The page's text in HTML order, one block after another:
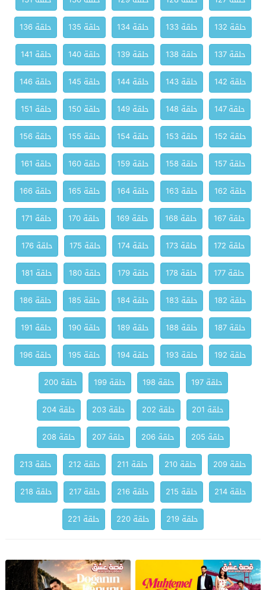
حلقة 132
حلقة 133 حلقة 134 حلقة 135
حلقة 136
حلقة 137
حلقة 138 حلقة 139 حلقة 140
حلقة 141
حلقة 142
حلقة 143 حلقة 144 حلقة 145
حلقة 146
حلقة 147
حلقة 148 حلقة 149 حلقة 150
حلقة 151
حلقة 152
حلقة 153 حلقة 154 حلقة 155
حلقة 156
حلقة 157
حلقة 158 حلقة 159 حلقة 160
حلقة 161
حلقة 162
حلقة 163 حلقة 164 حلقة 165
حلقة 166
حلقة 167
حلقة 168 حلقة 169 حلقة 170
حلقة 171
حلقة 172
حلقة 173 حلقة 174 حلقة 175
حلقة 176
حلقة 177
حلقة 178 حلقة 179 حلقة 180
حلقة 181
حلقة 182
حلقة 183 حلقة 184 حلقة 185
حلقة 186
حلقة 187
حلقة 188 حلقة 189 حلقة 190
حلقة 191
حلقة 192
حلقة 193 حلقة 194 حلقة 195
حلقة 196
حلقة 197
حلقة 198 حلقة 199
حلقة 200
حلقة 201
حلقة 202 حلقة 203
حلقة 204
حلقة 205
حلقة 206 حلقة 207
حلقة 208
حلقة 209
حلقة 210 حلقة 211 حلقة 212
حلقة 213
حلقة 214
حلقة 215 حلقة 216 حلقة 217
حلقة 218
حلقة 219
حلقة 220 حلقة 221